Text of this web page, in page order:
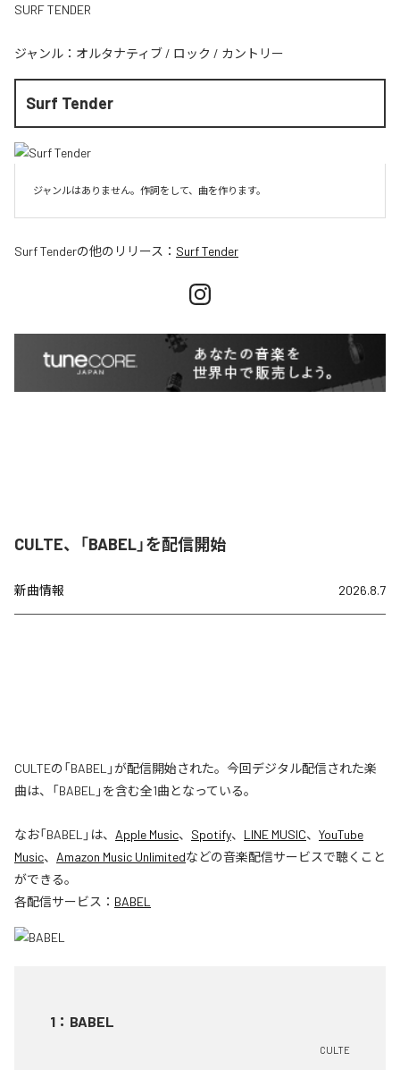
SURF TENDER
ジャンル： オルタナティブ / ロック / カントリー
Surf Tender
ジャンルはありません。作詞をして、曲を作ります。
Surf Tenderの他のリリース： Surf Tender
CULTE、「BABEL」を配信開始
新曲情報 2026.8.7
CULTEの「BABEL」が配信開始された。今回デジタル配信された楽
曲は、「BABEL」を含む全1曲となっている。
なお「BABEL 」は、 Apple Music、 Spotify、 LINE MUSIC、 YouTube
Music、 Amazon Music Unlimitedなどの音楽配信サービスで聴くこと
ができる。
各配信サービス： BABEL
1 ： BABEL
CULTE